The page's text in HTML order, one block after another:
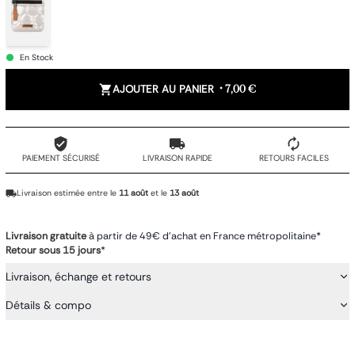
En Stock
AJOUTER AU PANIER •7,00 €
PAIEMENT SÉCURISÉ LIVRAISON RAPIDE RETOURS FACILES
Livraison estimée entre le 11 août et le 13 août
Livraison gratuiteà partir de 49€ d'achat en France métropolitaine*
Retour sous 15 jours*
Livraison, échange et retours
Détails & compo